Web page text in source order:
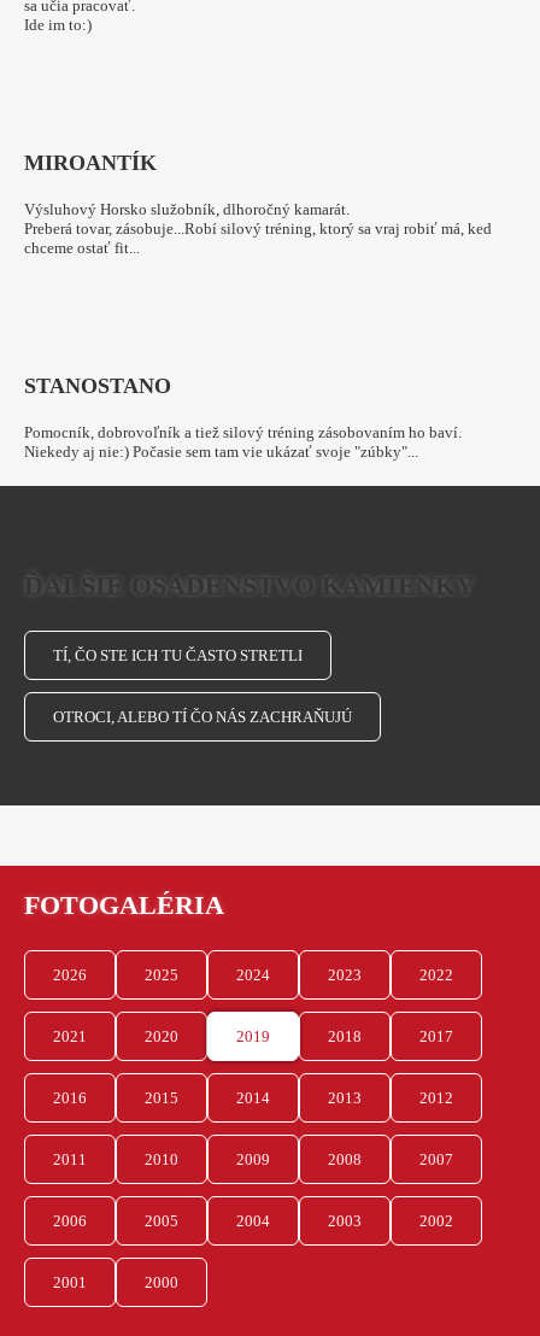
sa učia pracovať.
Ide im to:)
MIROANTÍK
Výsluhový Horsko služobník, dlhoročný kamarát.
Preberá tovar, zásobuje...Robí silový tréning, ktorý sa vraj robiť má, ked
chceme ostať fit...
STANOSTANO
Pomocník, dobrovoľník a tiež silový tréning zásobovaním ho baví.
Niekedy aj nie:) Počasie sem tam vie ukázať svoje "zúbky"...
ĎALŠIE OSADENSTVO KAMIENKY
TÍ, ČO STE ICH TU ČASTO STRETLI
OTROCI, ALEBO TÍ ČO NÁS ZACHRAŇUJÚ
FOTOGALÉRIA
2026 2025 2024 2023 2022
2021 2020 2019 2018 2017
2016 2015 2014 2013 2012
2011 2010 2009 2008 2007
2006 2005 2004 2003 2002
2001 2000